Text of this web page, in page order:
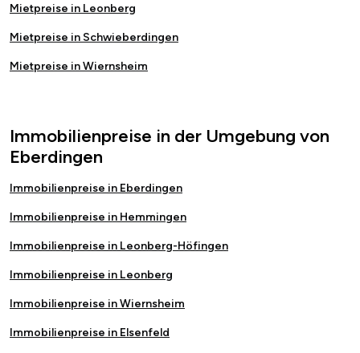
Mietpreise in Leonberg
Mietpreise in Schwieberdingen
Mietpreise in Wiernsheim
Immobilienpreise in der Umgebung von
Eberdingen
Immobilienpreise in Eberdingen
Immobilienpreise in Hemmingen
Immobilienpreise in Leonberg-Höfingen
Immobilienpreise in Leonberg
Immobilienpreise in Wiernsheim
Immobilienpreise in Elsenfeld